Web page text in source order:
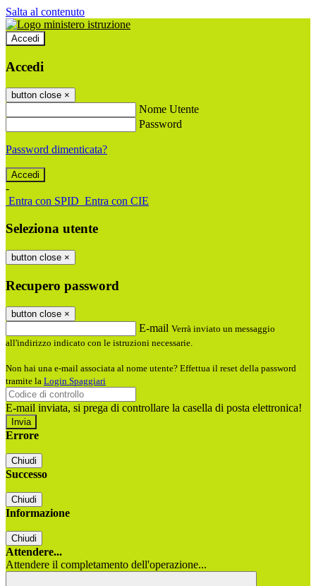
Salta al contenuto
Accedi
Accedi
button close ×
Nome Utente
Password
Password dimenticata?
-
Entra con SPID Entra con CIE
Seleziona utente
button close ×
Recupero password
button close ×
E-mail Verrà inviato un messaggio
all'indirizzo indicato con le istruzioni necessarie.
Non hai una e-mail associata al nome utente? Effettua il reset della password
tramite la Login Spaggiari
E-mail inviata, si prega di controllare la casella di posta elettronica!
Errore
Chiudi
Successo
Chiudi
Informazione
Chiudi
Attendere...
Attendere il completamento dell'operazione...